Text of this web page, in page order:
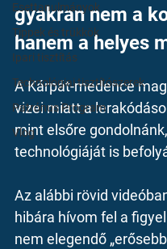
Esettanulmányok
Tippek és trükkök
Ipari tisztítás
Technológiai tisztítószerek
Patrónus Program
Vlog
gyakran nem a
hanem a helyes
A Kárpát-medence
vizei miatt a
mint elsőre
technológiáját is
Az alábbi rövid
hibára hívom fel a
nem elegendő